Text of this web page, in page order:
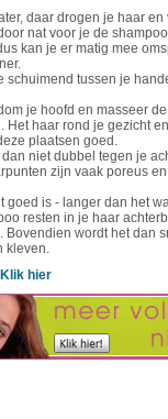
daar drogen je haar
nat voor je de
kan je er matig mee
schuimend tussen je
je hoofd en masseer
Het haar rond je gezicht
plaatsen goed.
niet dubbel tegen je
zijn vaak poreus
goed is - langer dan het
resten in je haar
Bovendien wordt het dan
kleven.
hier